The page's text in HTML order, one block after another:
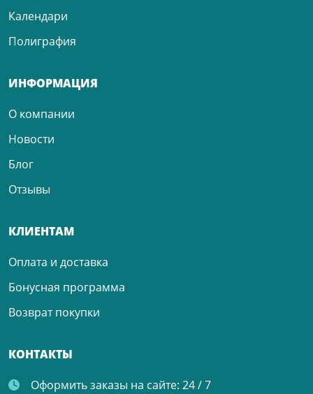
Календари
Полиграфия
ИНФОРМАЦИЯ
О компании
Новости
Блог
Отзывы
КЛИЕНТАМ
Оплата и доставка
Бонусная программа
Возврат покупки
КОНТАКТЫ
Оформить заказы на сайте: 24 / 7